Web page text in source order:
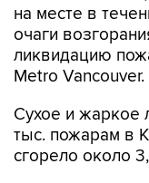
на месте в
очаги
ликвидацию
Metro Vancouver.
Сухое и жаркое
тыс. пожарам в
сгорело около